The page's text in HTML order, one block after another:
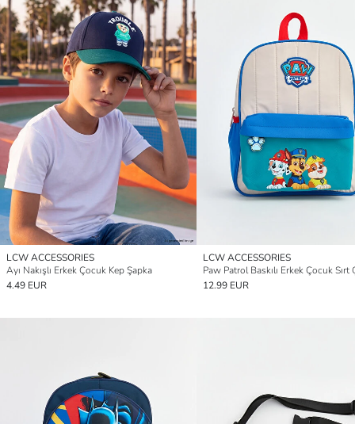
LCW ACCESSORIES
Ayı Nakışlı Erkek Çocuk Kep Şapka
4.49 EUR
LCW ACCESSORIES
Paw Patrol Baskılı Erkek Çocuk Sırt
12.99 EUR